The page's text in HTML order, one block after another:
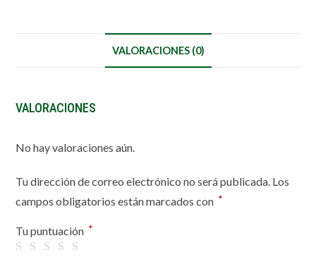
VALORACIONES (0)
VALORACIONES
No hay valoraciones aún.
Tu dirección de correo electrónico no será publicada. Los
campos obligatorios están marcados con *
Tu puntuación *